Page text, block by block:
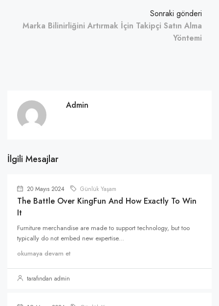
Sonraki gönderi
Marka Bilinirliğini Artırmak İçin Takipçi Satın Alma
Yöntemi
Admin
İlgili Mesajlar
20 Mayıs 2024 Günlük Yaşam
The Battle Over KingFun And How Exactly To Win
It
Furniture merchandise are made to support technology, but too
typically do not embed new expertise...
okumaya devam et
tarafından admin